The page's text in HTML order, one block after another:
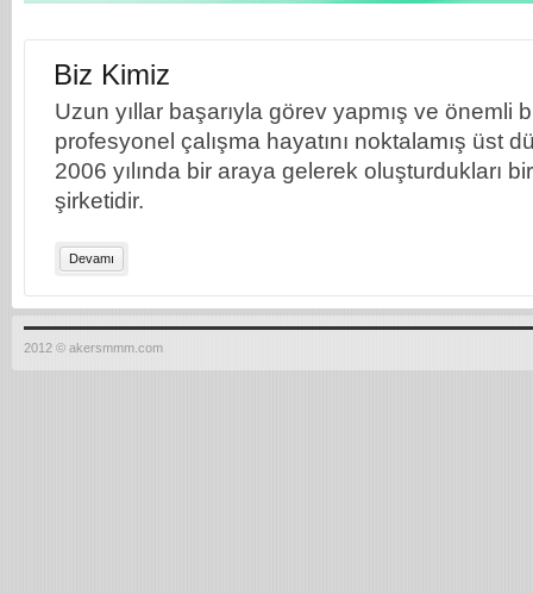
Biz Kimiz
Uzun yıllar başarıyla görev yapmış ve önemli
profesyonel çalışma hayatını noktalamış üst
2006 yılında bir araya gelerek oluşturdukları
şirketidir.
Devamı
2012 © akersmmm.com